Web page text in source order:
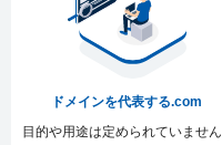
ドメインを代表する.com
目的や用途は定められていません